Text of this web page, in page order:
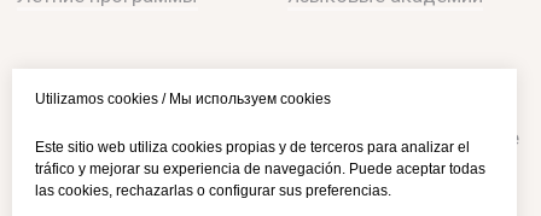
Utilizamos cookies / Мы используем cookies
Este sitio web utiliza cookies propias y de terceros para analizar el
tráfico y mejorar su experiencia de navegación. Puede aceptar todas
las cookies, rechazarlas o configurar sus preferencias.